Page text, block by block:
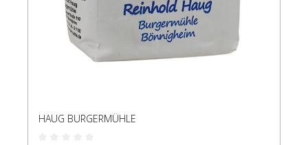
HAUG BURGERMÜHLE